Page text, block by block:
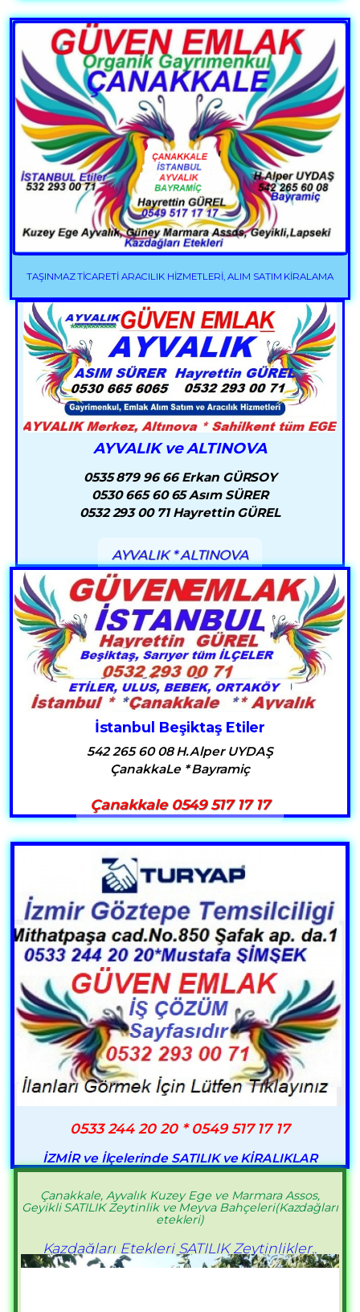
TAŞINMAZ TİCARETİ ARACILIK HİZMETLERİ, ALIM SATIM KİRALAMA
AYVALIK ve ALTINOVA
0535 879 96 66 Erkan GÜRSOY
0530 665 60 65 Asım SÜRER
0532 293 00 71 Hayrettin GÜREL
AYVALIK * ALTINOVA
İstanbul Beşiktaş Etiler
542 265 60 08 H.Alper UYDAŞ
ÇanakkaLe * Bayramiç
Çanakkale 0549 517 17 17
0533 244 20 20 * 0549 517 17 17
İZMİR ve İlçelerinde SATILIK ve KİRALIKLAR
Çanakkale, Ayvalık Kuzey Ege ve Marmara Assos,
Geyikli SATILIK Zeytinlik ve Meyva Bahçeleri(Kazdağları
etekleri)
Kazdağları Etekleri SATILIK Zeytinlikler..